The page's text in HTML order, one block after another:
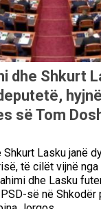
dhe Shkurt
së Tom
Shkurt Lasku janë
të cilët vijnë
dhe Lasku
së në